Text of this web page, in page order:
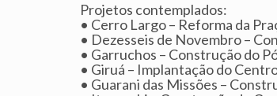
Projetos contemplados:
• Cerro Largo – Reforma da
• Dezesseis de Novembro –
• Garruchos – Construção do
• Giruá – Implantação do
• Guarani das Missões –